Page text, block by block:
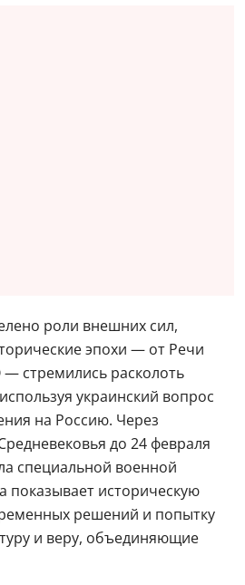
роли внешних сил,
эпохи — от Речи
стремились расколоть
украинский вопрос
на Россию. Через
до 24 февраля
специальной военной
показывает историческую
решений и попытку
и веру, объединяющие